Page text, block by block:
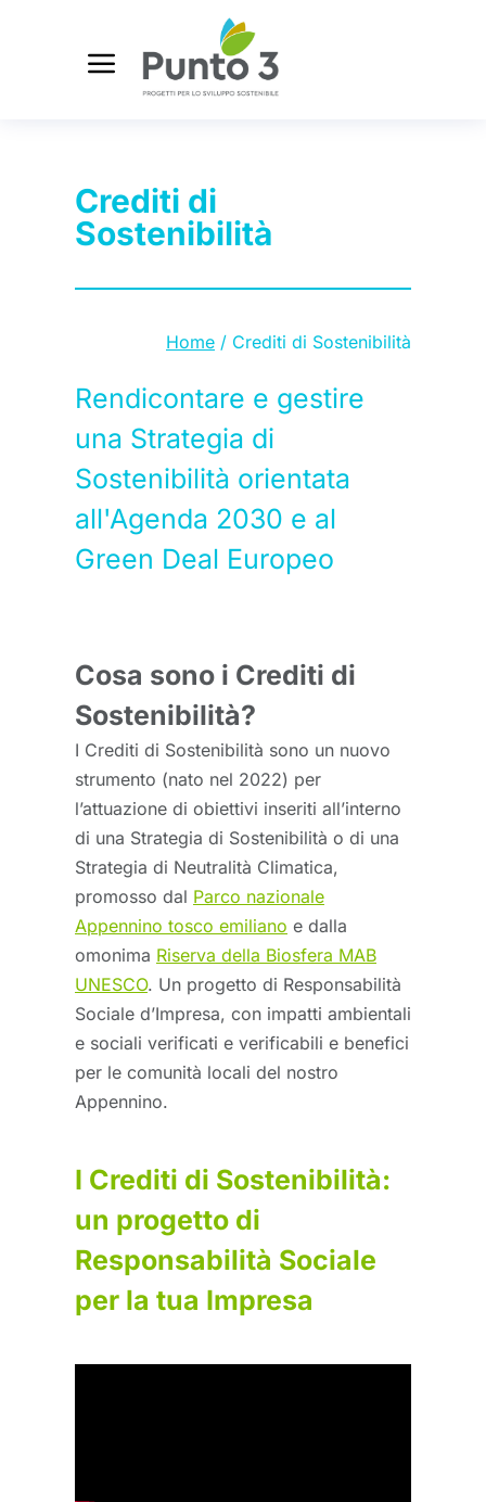
Crediti di
Sostenibilità
Home Crediti di Sostenibilità
Rendicontare e gestire
una Strategia di
Sostenibilità orientata
all'Agenda 2030 e al
Green Deal Europeo
Cosa sono i Crediti di
Sostenibilità?
I Crediti di Sostenibilità sono un nuovo
strumento (nato nel 2022) per
l’attuazione di obiettivi inseriti all’interno
di una Strategia di Sostenibilità o di una
Strategia di Neutralità Climatica,
promosso dal Parco nazionale
Appennino tosco emiliano e dalla
omonima Riserva della Biosfera MAB
UNESCO. Un progetto di Responsabilità
Sociale d’Impresa, con impatti ambientali
e sociali verificati e verificabili e benefici
per le comunità locali del nostro
Appennino.
I Crediti di Sostenibilità:
un progetto di
Responsabilità Sociale
per la tua Impresa